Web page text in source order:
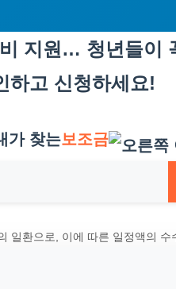
지원… 청년들이
하고 신청하세요!
가 찾는보조금
일환으로, 이에 따른 일정액의 수